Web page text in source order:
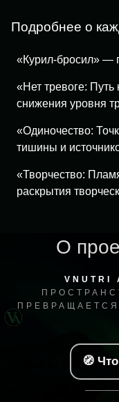
Подробнее о
«Курил-бросил» —
«Нет тревоге:
снижения уровня
«Одиночество:
тишины и
«Творчество:
раскрытия
О
VNUTRI
🧭